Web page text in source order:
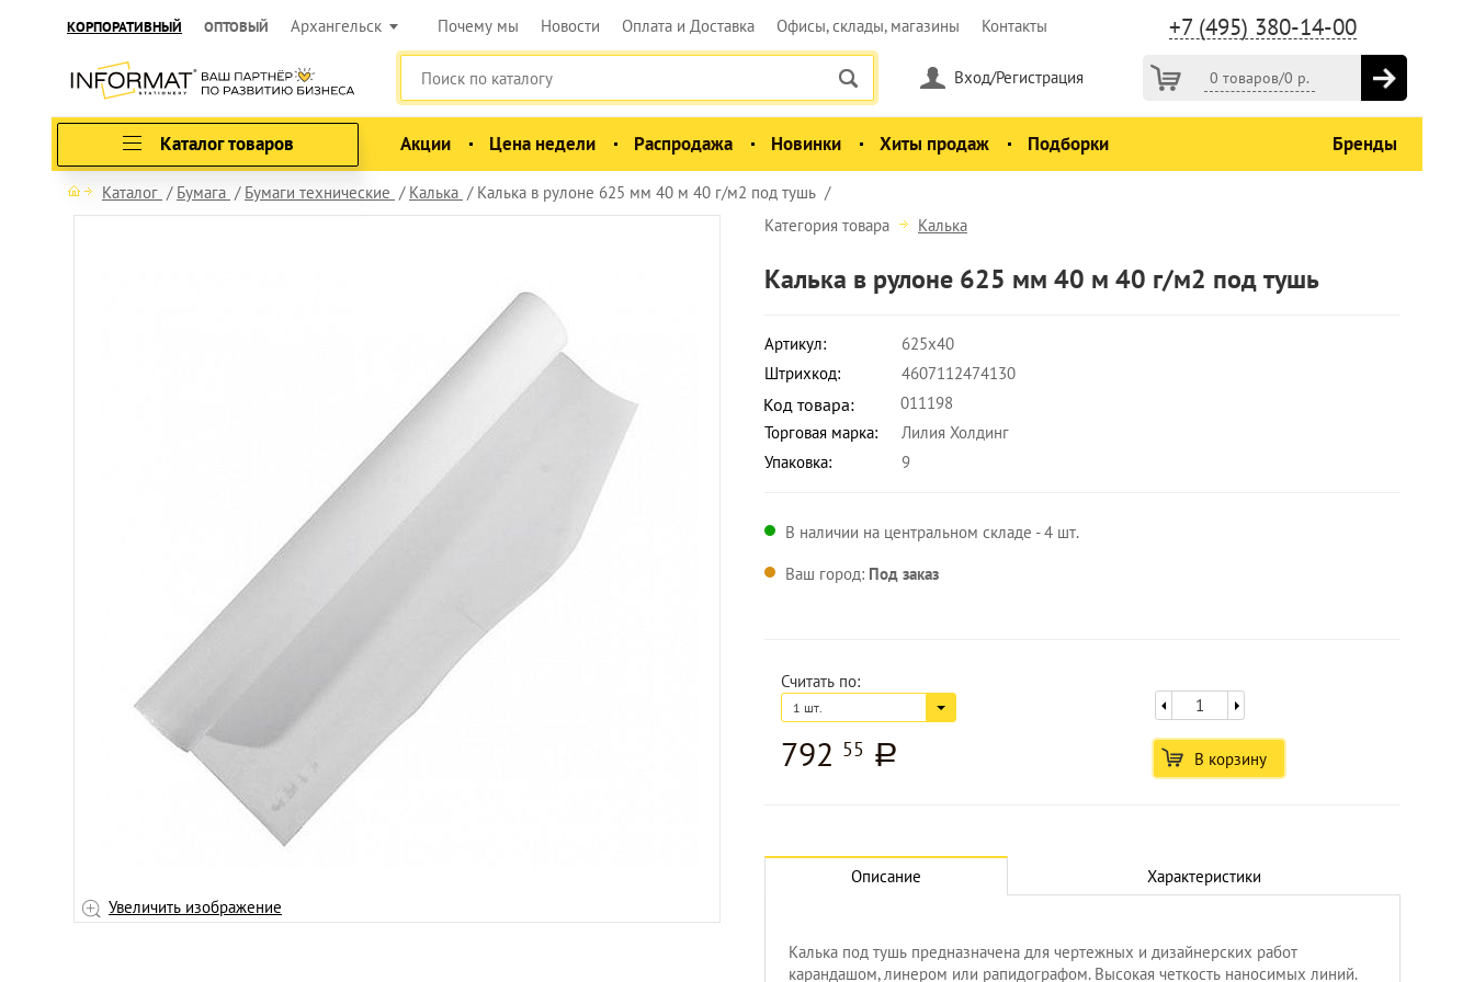
КОРПОРАТИВНЫЙ ОПТОВЫЙ Архангельск +7 (495) 380-14-00
Почему мы Новости Оплата и Доставка Офисы, склады, магазины Контакты
0 товаров/0 р.
Вход/Регистрация
Каталог товаров Акции Цена недели Распродажа Новинки Хиты продаж Подборки Бренды
Каталог Бумага Бумаги технические Калька Калька в рулоне 625 мм 40 м 40 г/м2 под тушь
Увеличить изображение
Категория товара Калька
Калька в рулоне 625 мм 40 м 40 г/м2 под тушь
Артикул:
625х40
Штрихкод:
4607112474130
Код товара:
011198
Торговая марка:
Лилия Холдинг
Упаковка:
9
В наличии на центральном складе - 4 шт.
Ваш город: Под заказ
Считать по:
1 шт.
792 55 a В корзину
Описание Характеристики
Калька под тушь предназначена для чертежных и дизайнерских работ
карандашом, линером или рапидографом. Высокая четкость наносимых линий.